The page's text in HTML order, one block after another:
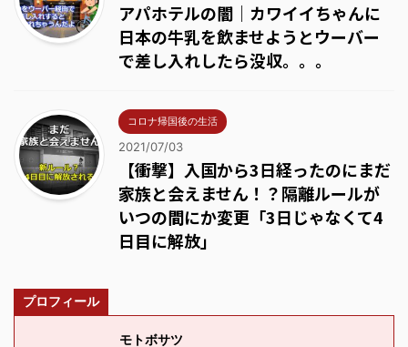
アパホテルの闇｜カワイイちゃんに
日本の牛乳を飲ませようとウーバー
で差し入れしたら没収。。。
コロナ帰国後の生活
2021/07/03
【衝撃】入国から3日経ったのにまだ
家族と会えません！？隔離ルールが
いつの間にか変更「3日じゃなくて4
日目に解放」
プロフィール
モトボサツ